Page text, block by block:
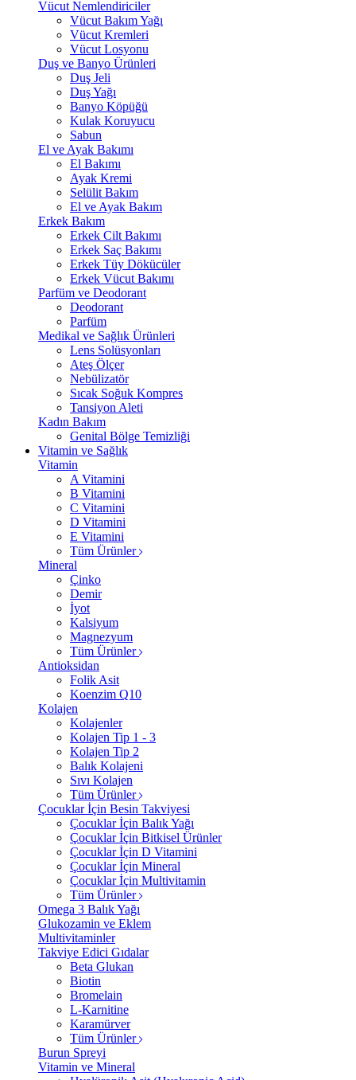
Vücut Nemlendiriciler
Vücut Bakım Yağı
Vücut Kremleri
Vücut Losyonu
Duş ve Banyo Ürünleri
Duş Jeli
Duş Yağı
Banyo Köpüğü
Kulak Koruyucu
Sabun
El ve Ayak Bakımı
El Bakımı
Ayak Kremi
Selülit Bakım
El ve Ayak Bakım
Erkek Bakım
Erkek Cilt Bakımı
Erkek Saç Bakımı
Erkek Tüy Dökücüler
Erkek Vücut Bakımı
Parfüm ve Deodorant
Deodorant
Parfüm
Medikal ve Sağlık Ürünleri
Lens Solüsyonları
Ateş Ölçer
Nebülizatör
Sıcak Soğuk Kompres
Tansiyon Aleti
Kadın Bakım
Genital Bölge Temizliği
Vitamin ve Sağlık
Vitamin
A Vitamini
B Vitamini
C Vitamini
D Vitamini
E Vitamini
Tüm Ürünler
Mineral
Çinko
Demir
İyot
Kalsiyum
Magnezyum
Tüm Ürünler
Antioksidan
Folik Asit
Koenzim Q10
Kolajen
Kolajenler
Kolajen Tip 1 - 3
Kolajen Tip 2
Balık Kolajeni
Sıvı Kolajen
Tüm Ürünler
Çocuklar İçin Besin Takviyesi
Çocuklar İçin Balık Yağı
Çocuklar İçin Bitkisel Ürünler
Çocuklar İçin D Vitamini
Çocuklar İçin Mineral
Çocuklar İçin Multivitamin
Tüm Ürünler
Omega 3 Balık Yağı
Glukozamin ve Eklem
Multivitaminler
Takviye Edici Gıdalar
Beta Glukan
Biotin
Bromelain
L-Karnitine
Karamürver
Tüm Ürünler
Burun Spreyi
Vitamin ve Mineral